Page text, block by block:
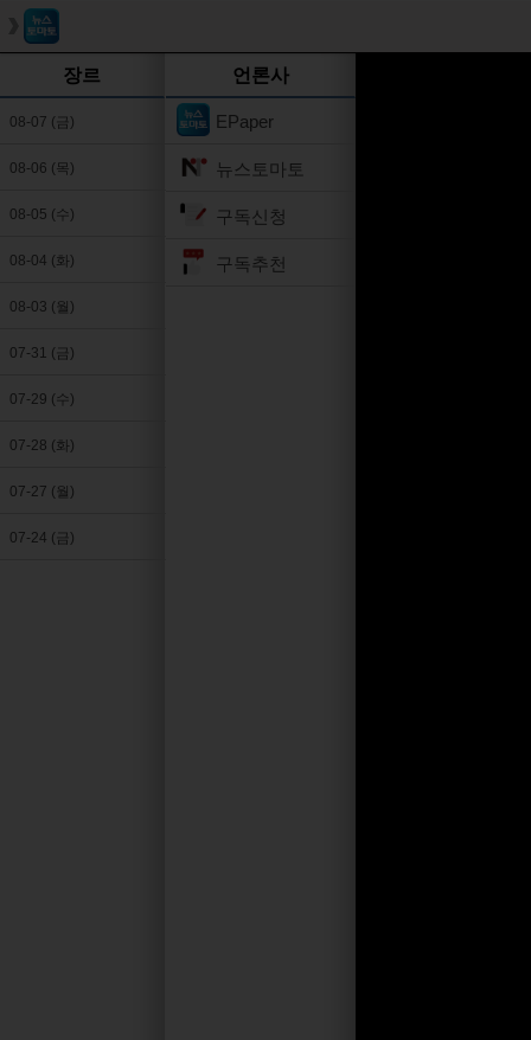
장르
08-07 (금)
08-06 (목)
08-05 (수)
08-04 (화)
08-03 (월)
07-31 (금)
07-29 (수)
07-28 (화)
07-27 (월)
07-24 (금)
언론사
EPaper
뉴스토마토
구독신청
구독추천